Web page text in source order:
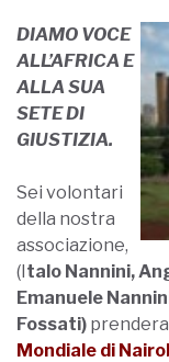
DIAMO VOCE
ALL’AFRICA E
ALLA SUA
SETE DI
GIUSTIZIA.
Sei volontari
della nostra
associazione,
(I talo Nannini,
Emanuele
Fossati)
Mondiale di